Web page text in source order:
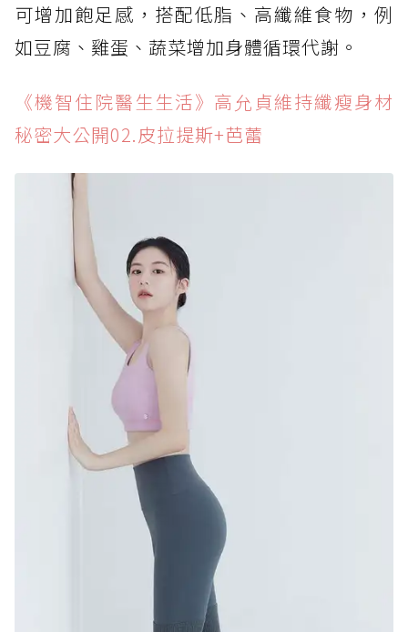
可增加飽足感，搭配低脂、高纖維食物，例
如豆腐、雞蛋、蔬菜增加身體循環代謝。
《機智住院醫生生活》高允貞維持纖瘦身材
秘密大公開02.皮拉提斯+芭蕾